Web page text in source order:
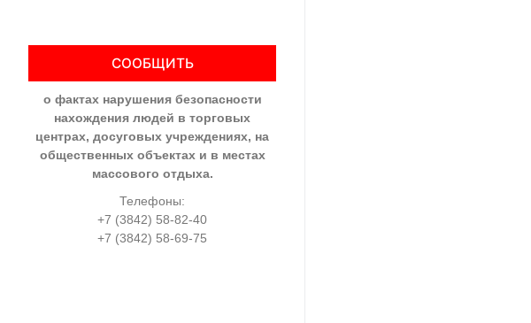
СООБЩИТЬ
о фактах нарушения безопасности
нахождения людей в торговых
центрах, досуговых учреждениях, на
общественных объектах и в местах
массового отдыха.
Телефоны:
+7 (3842) 58-82-40
+7 (3842) 58-69-75